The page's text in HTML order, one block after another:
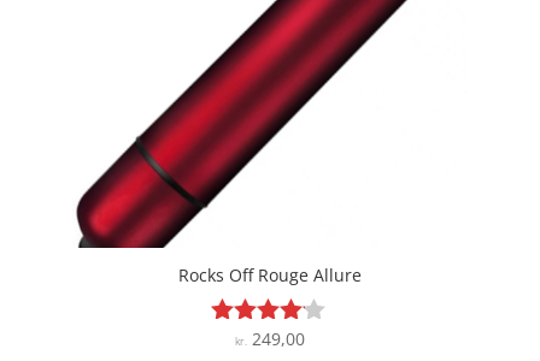
Rocks Off Rouge Allure
Vurderet
kr.249,00